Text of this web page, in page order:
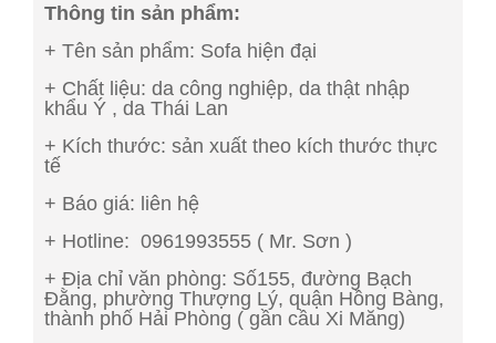
Thông tin sản phẩm:
+ Tên sản phẩm: Sofa hiện đại
+ Chất liệu: da công nghiệp, da thật nhập
khẩu Ý , da Thái Lan
+ Kích thước: sản xuất theo kích thước thực
tế
+ Báo giá: liên hệ
+ Hotline: 0961993555 ( Mr. Sơn )
+ Địa chỉ văn phòng: Số155, đường Bạch
Đằng, phường Thượng Lý, quận Hồng Bàng,
thành phố Hải Phòng ( gần cầu Xi Măng)